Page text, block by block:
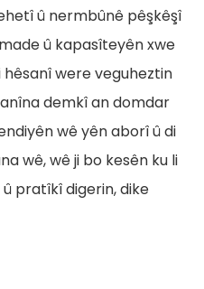
û nermbûnê pêşkêşî
û kapasîteyên xwe
were veguheztin
demkî an domdar
wê yên aborî û di
wê, wê ji bo kesên ku li
pratîkî digerin, dike